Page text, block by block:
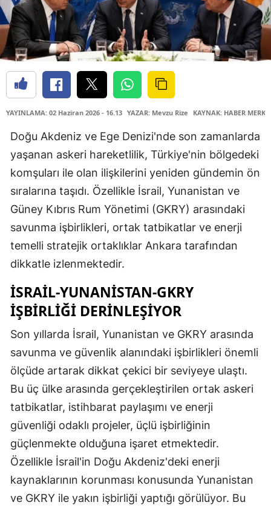
YAYINLAMA: 02 Haziran 2026 - 16.13 YAZAR: Mevzu Rize KAYNAK: HABER
Doğu Akdeniz ve Ege Denizi'nde son zamanlarda
yaşanan askeri hareketlilik, Türkiye'nin bölgedeki
komşuları ile olan ilişkilerini yeniden gündemin ön
sıralarına taşıdı. Özellikle İsrail, Yunanistan ve
Güney Kıbrıs Rum Yönetimi (GKRY) arasındaki
savunma işbirlikleri, ortak tatbikatlar ve enerji
temelli stratejik ortaklıklar Ankara tarafından
dikkatle izlenmektedir.
İSRAİL-YUNANİSTAN-GKRY
İŞBİRLİĞİ DERİNLEŞİYOR
Son yıllarda İsrail, Yunanistan ve GKRY arasında
savunma ve güvenlik alanındaki işbirlikleri önemli
ölçüde artarak dikkat çekici bir seviyeye ulaştı.
Bu üç ülke arasında gerçekleştirilen ortak askeri
tatbikatlar, istihbarat paylaşımı ve enerji
güvenliği odaklı projeler, üçlü işbirliğinin
güçlenmekte olduğuna işaret etmektedir.
Özellikle İsrail'in Doğu Akdeniz'deki enerji
kaynaklarının korunması konusunda Yunanistan
ve GKRY ile yakın işbirliği yaptığı görülüyor. Bu